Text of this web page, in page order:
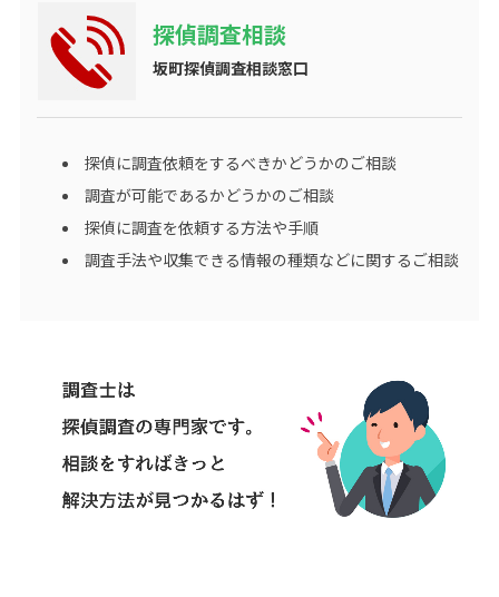
探偵調査相談
坂町探偵調査相談窓口
探偵に調査依頼をするべきかどうかのご相談
調査が可能であるかどうかのご相談
探偵に調査を依頼する方法や手順
調査手法や収集できる情報の種類などに関するご相談